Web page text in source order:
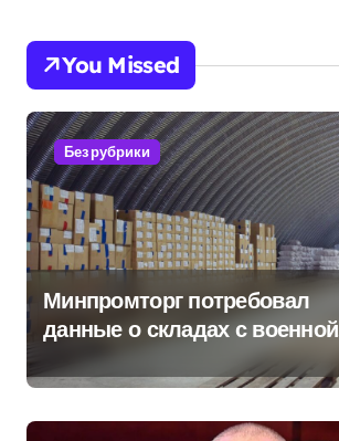
You Missed
Без рубрики
Минпромторг потребовал
данные о складах с военной
продукцией: предприятия
обратились в СК